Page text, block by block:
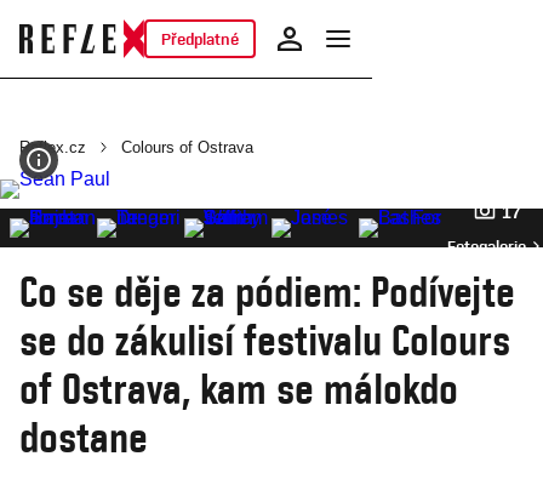
Předplatné
Reflex.cz Colours of Ostrava
17
Fotogalerie
Co se děje za pódiem: Podívejte
se do zákulisí festivalu Colours
of Ostrava, kam se málokdo
dostane